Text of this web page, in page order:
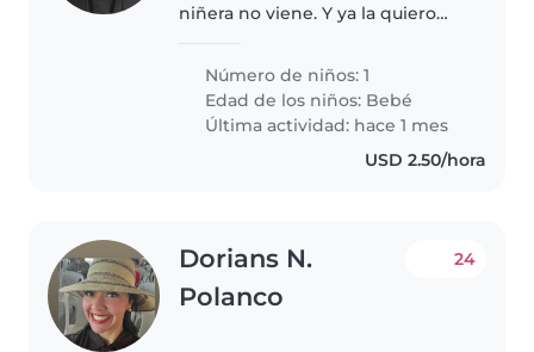
niñera no viene. Y ya la quiero
Número de niños: 1
Edad de los niños: Bebé
Última actividad: hace 1 mes
USD 2.50/hora
Dorians N.
Polanco
24